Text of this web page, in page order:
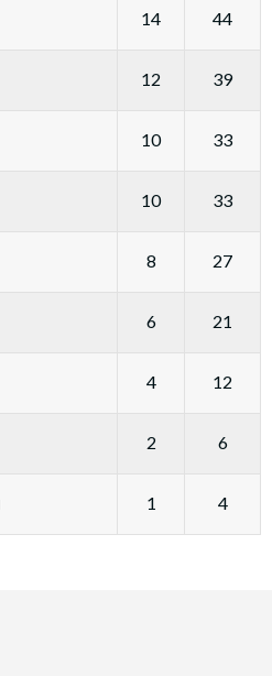
14 44
12 39
10 33
10 33
8 27
6 21
4 12
2 6
1 4